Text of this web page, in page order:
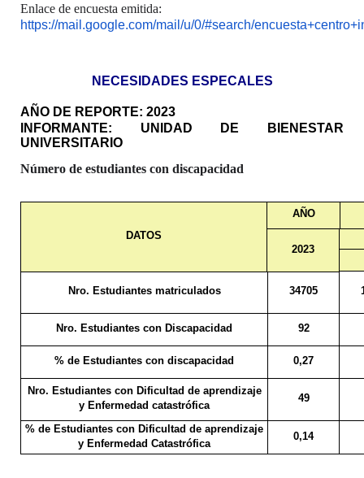
Enlace de encuesta emitida:
https://mail.google.com/mail/u/0/#search/
NECESIDADES ESPECALES
AÑO DE REPORTE: 2023
INFORMANTE: UNIDAD DE BIENESTAR
UNIVERSITARIO
Número de estudiantes con discapacidad
DATOS
AÑO
2023
Nro. Estudiantes matriculados 34705
Nro. Estudiantes con Discapacidad 92
% de Estudiantes con discapacidad 0,27
Nro. Estudiantes con Dificultad de aprendizaje
y Enfermedad catastrófica
49
% de Estudiantes con Dificultad de aprendizaje
y Enfermedad Catastrófica
0,14